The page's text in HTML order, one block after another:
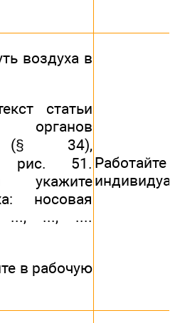
воздуха в
статьи
органов
(§ 34),
рис. 51.
укажите
носовая
..., ..., ....
в рабочую
Работайте